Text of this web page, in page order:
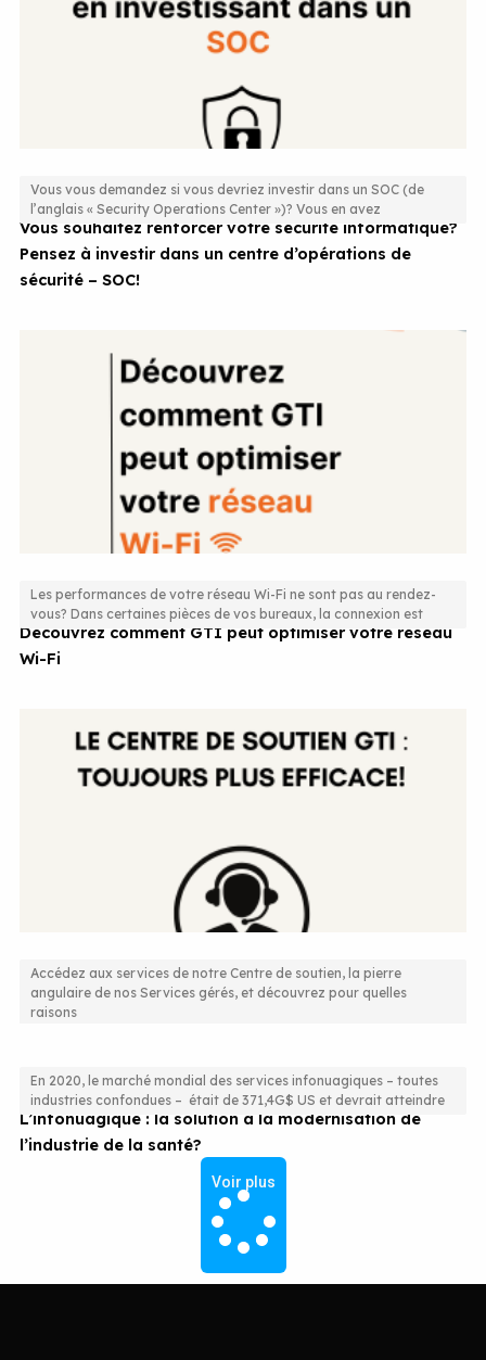
Vous souhaitez renforcer votre sécurité informatique?
Pensez à investir dans un centre d’opérations de
sécurité – SOC!
Vous vous demandez si vous devriez investir dans un SOC (de
l’anglais « Security Operations Center »)? Vous en avez
Découvrez comment GTI peut optimiser votre réseau
Wi-Fi
Les performances de votre réseau Wi-Fi ne sont pas au rendez-
vous? Dans certaines pièces de vos bureaux, la connexion est
Le Centre de soutien GTI : toujours plus efficace!
Accédez aux services de notre Centre de soutien, la pierre
angulaire de nos Services gérés, et découvrez pour quelles
raisons
L’infonuagique : la solution à la modernisation de
l’industrie de la santé?
En 2020, le marché mondial des services infonuagiques – toutes
industries confondues – était de 371,4G$ US et devrait atteindre
Voir plus